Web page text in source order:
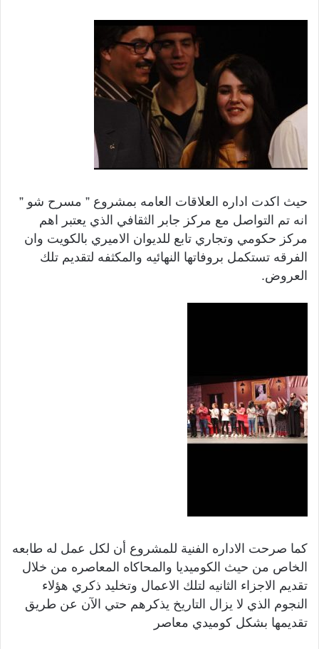
حيث اكدت اداره العلاقات العامه بمشروع ” مسرح شو ”
انه تم التواصل مع مركز جابر الثقافي الذي يعتبر اهم
مركز حكومي وتجاري تابع للديوان الاميري بالكويت وان
الفرقه تستكمل بروفاتها النهائيه والمكثفه لتقديم تلك
العروض.
كما صرحت الاداره الفنية للمشروع أن لكل عمل له طابعه
الخاص من حيث الكوميديا والمحاكاه المعاصره من خلال
تقديم الاجزاء الثانيه لتلك الاعمال وتخليد ذكري هؤلاء
النجوم الذي لا يزال التاريخ يذكرهم حتي الآن عن طريق
تقديمها بشكل كوميدي معاصر